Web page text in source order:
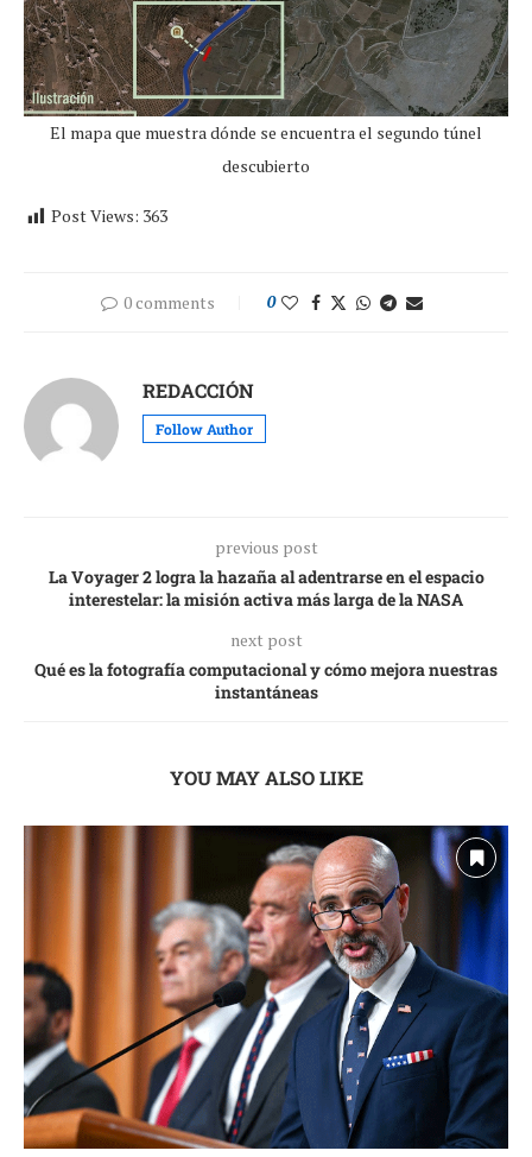
El mapa que muestra dónde se encuentra el segundo túnel
descubierto
Post Views: 363
0 comments 0
REDACCIÓN
Follow Author
previous post
La Voyager 2 logra la hazaña al adentrarse en el espacio
interestelar: la misión activa más larga de la NASA
next post
Qué es la fotografía computacional y cómo mejora nuestras
instantáneas
YOU MAY ALSO LIKE